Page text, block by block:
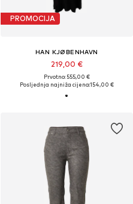
PROMOCIJA
HAN KJØBENHAVN
219,00 €
Prvotno: 555,00 €
Posljednja najniža cijena:154,00 €